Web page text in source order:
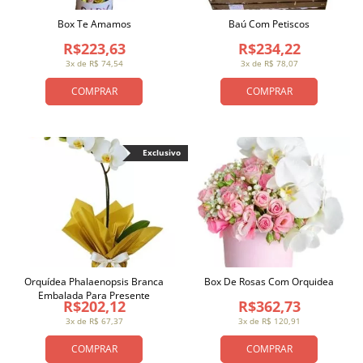
COMPRAR
3x de R$ 74,54
R$223,63
Box Te Amamos
COMPRAR
3x de R$ 78,07
R$234,22
Baú Com Petiscos
COMPRAR
3x de R$ 67,37
R$202,12
Orquídea Phalaenopsis Branca
Embalada Para Presente
Exclusivo
COMPRAR
3x de R$ 120,91
R$362,73
Box De Rosas Com Orquidea